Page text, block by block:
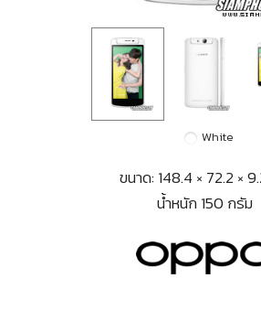
White
ขนาด: 148.4 × 72.2 ×
น้ำหนัก 150 กรัม